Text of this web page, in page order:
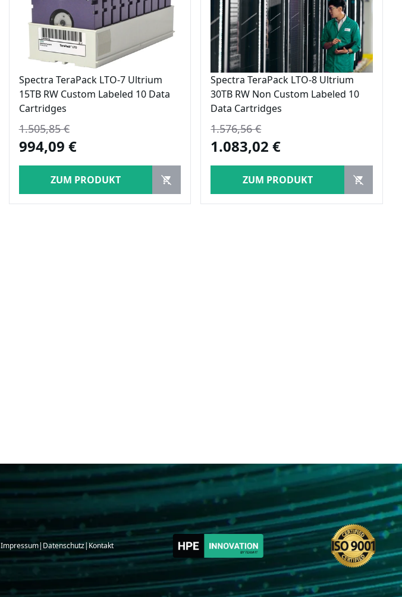
Spectra TeraPack LTO-7 Ultrium
15TB RW Custom Labeled 10 Data
Cartridges
1.505,85 €
994,09 €
ZUM PRODUKT
Spectra TeraPack LTO-8 Ultrium
30TB RW Non Custom Labeled 10
Data Cartridges
1.576,56 €
1.083,02 €
ZUM PRODUKT
Impressum| Datenschutz| Kontakt